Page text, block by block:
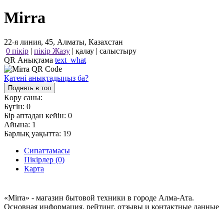
Mirra
22-я линия, 45, Алматы, Казахстан
0 пікір | пікір Жазу | қалау | салыстыру
QR Анықтама text_what
Қатені анықтадыңыз ба?
Поднять в топ
Көру саны:
Бүгін: 0
Бір аптадан кейін: 0
Айына: 1
Барлық уақытта: 19
Сипаттамасы
Пікірлер (0)
Карта
«Mirra» - магазин бытовой техники в городе Алма-Ата.
Основная информация, рейтинг, отзывы и контактные данные